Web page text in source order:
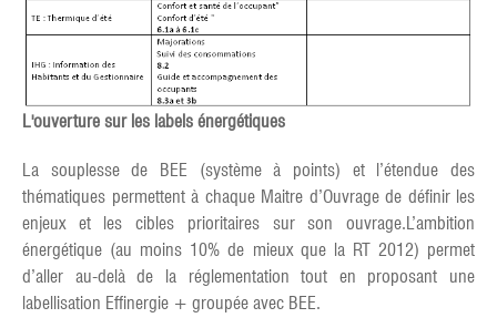
L'ouverture sur les labels énergétiques
La souplesse de BEE (système à points) et l’étendue des
thématiques permettent à chaque Maitre d’Ouvrage de définir les
enjeux et les cibles prioritaires sur son ouvrage.L’ambition
énergétique (au moins 10% de mieux que la RT 2012) permet
d’aller au-delà de la réglementation tout en proposant une
labellisation Effinergie + groupée avec BEE.